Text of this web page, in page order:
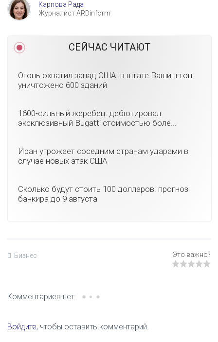
Карпова Рада
Журналист ARDinform
СЕЙЧАС ЧИТАЮТ
Огонь охватил запад США: в штате Вашингтон
уничтожено 600 зданий
1600-сильный жеребец: дебютировал
эксклюзивный Bugatti стоимостью боле...
Иран угрожает соседним странам ударами в
случае новых атак США
Сколько будут стоить 100 долларов: прогноз
банкира до 9 августа
Бизнес
Комментариев нет.
Войдите, чтобы оставить комментарий.